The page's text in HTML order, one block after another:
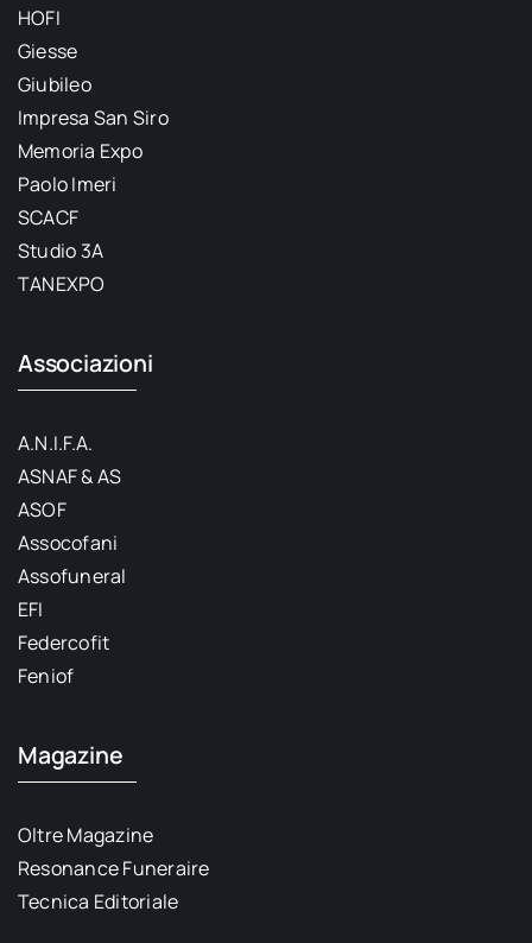
HOFI
Giesse
Giubileo
Impresa San Siro
Memoria Expo
Paolo Imeri
SCACF
Studio 3A
TANEXPO
Associazioni
A.N.I.F.A.
ASNAF & AS
ASOF
Assocofani
Assofuneral
EFI
Federcofit
Feniof
Magazine
Oltre Magazine
Resonance Funeraire
Tecnica Editoriale